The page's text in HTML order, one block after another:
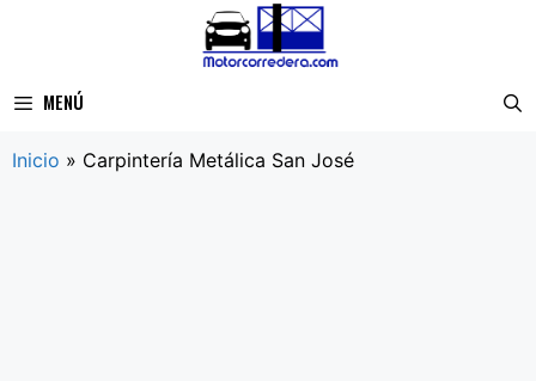
MENÚ
Inicio » Carpintería Metálica San José